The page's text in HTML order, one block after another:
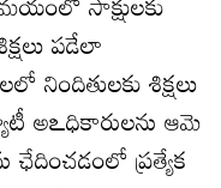
పడేలా
నిందితులకు శిక్షలు
అఽధికారులను ఆమె
ప్రత్యేక